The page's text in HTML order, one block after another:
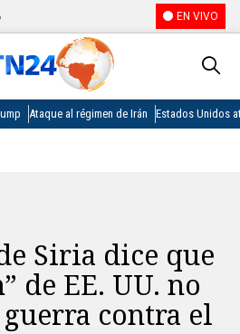
EN VIVO
Ataque al régimen de Irán Estados Unidos
Siria dice que
de EE. UU. no
contra el